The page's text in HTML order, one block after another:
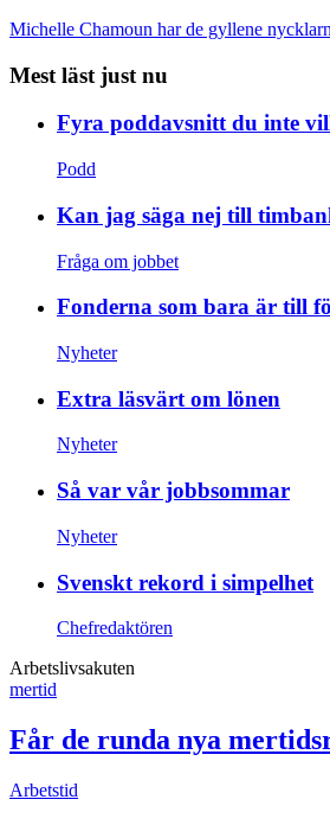
Michelle Chamoun har de gyllene
Mest läst just nu
Fyra poddavsnitt du inte
Podd
Kan jag säga nej till
Fråga om jobbet
Fonderna som bara är till
Nyheter
Extra läsvärt om lönen
Nyheter
Så var vår jobbsommar
Nyheter
Svenskt rekord i simpelhet
Chefredaktören
Arbetslivsakuten
mertid
Får de runda nya
Arbetstid